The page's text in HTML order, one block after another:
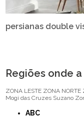
persianas double
Regiões onde
ZONA LESTE ZONA NORTE
Mogi das Cruzes Suzano
ABC